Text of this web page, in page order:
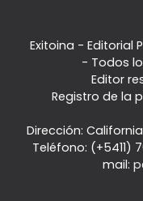
Exitoina - Editorial
- Todos
Editor
Registro de la
Dirección: California
Teléfono: (+5411)
mail: